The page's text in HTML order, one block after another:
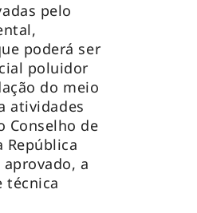
pelo
poderá ser
poluidor
do meio
atividades
Conselho de
República
a
técnica